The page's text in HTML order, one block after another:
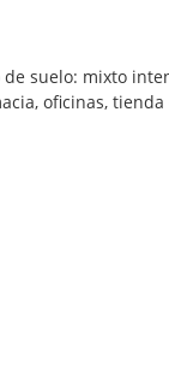
suelo: mixto
oficinas,